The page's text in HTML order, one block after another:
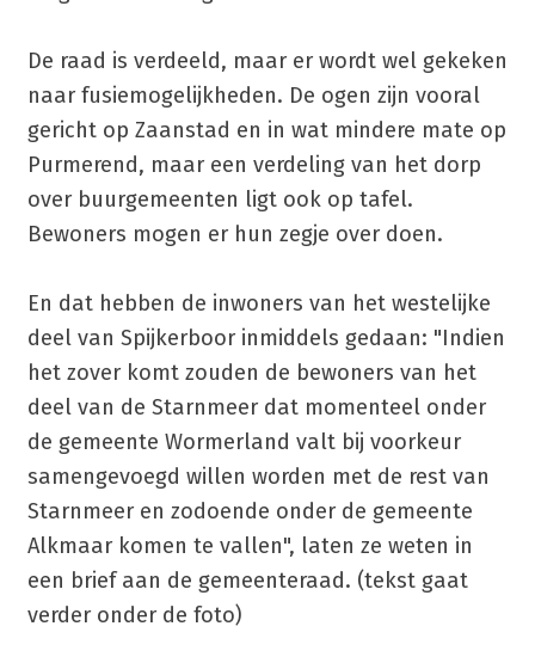
De raad is verdeeld, maar er wordt wel gekeken
naar fusiemogelijkheden. De ogen zijn vooral
gericht op Zaanstad en in wat mindere mate op
Purmerend, maar een verdeling van het dorp
over buurgemeenten ligt ook op tafel.
Bewoners mogen er hun zegje over doen.
En dat hebben de inwoners van het westelijke
deel van Spijkerboor inmiddels gedaan: "Indien
het zover komt zouden de bewoners van het
deel van de Starnmeer dat momenteel onder
de gemeente Wormerland valt bij voorkeur
samengevoegd willen worden met de rest van
Starnmeer en zodoende onder de gemeente
Alkmaar komen te vallen", laten ze weten in
een brief aan de gemeenteraad. (tekst gaat
verder onder de foto)